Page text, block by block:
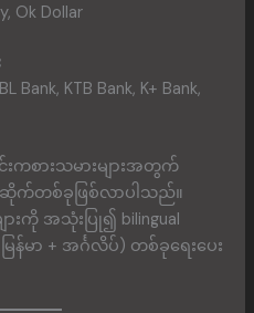
Ok Dollar
Bank, KTB Bank, K+ Bank,
းကစားသမားများအတွက်
က်တစ်ခုဖြစ်လာပါသည်။
ကို အသုံးပြု၍ bilingual
ြန်မာ + အင်္ဂလိပ်) တစ်ခုရေးပေး